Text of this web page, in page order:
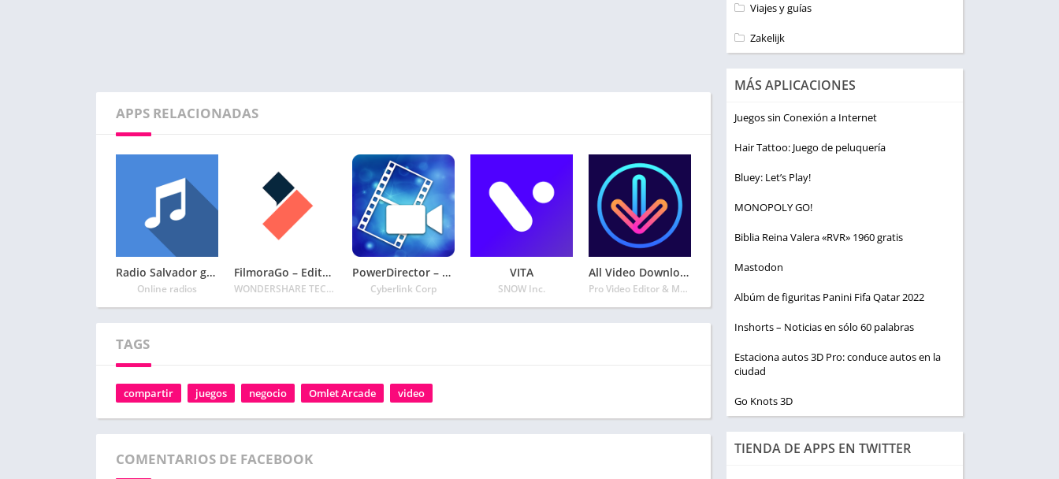
APPS RELACIONADAS
Radio Salvador gratis – Radio FM, radio online
Online radios
FilmoraGo – Editor de vídeo
WONDERSHARE TECHNOLOGY CO. LIMITED
PowerDirector – Editor y Creador de Videos
Cyberlink Corp
VITA
SNOW Inc.
All Video Downloader gratis
Pro Video Editor & Music Video Maker Photo Collage
TAGS
compartir juegos negocio Omlet Arcade video
COMENTARIOS DE FACEBOOK
Viajes y guías
Zakelijk
MÁS APLICACIONES
Juegos sin Conexión a Internet
Hair Tattoo: Juego de peluquería
Bluey: Let’s Play!
MONOPOLY GO!
Biblia Reina Valera «RVR» 1960 gratis
Mastodon
Albúm de figuritas Panini Fifa Qatar 2022
Inshorts – Noticias en sólo 60 palabras
Estaciona autos 3D Pro: conduce autos en la
ciudad
Go Knots 3D
TIENDA DE APPS EN TWITTER